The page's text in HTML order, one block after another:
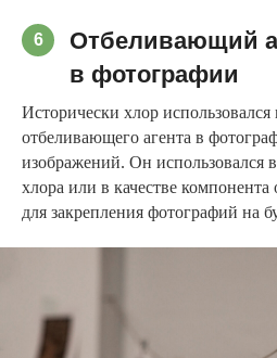
6
Отбеливающий
в фотографии
Исторически хлор использовался
отбеливающего агента в
изображений. Он использовался
хлора или в качестве
для закрепления фотографий на